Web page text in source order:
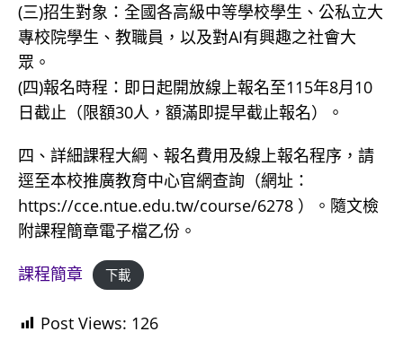
(三)招生對象：全國各高級中等學校學生、公私立大
專校院學生、教職員，以及對AI有興趣之社會大
眾。
(四)報名時程：即日起開放線上報名至115年8月10
日截止（限額30人，額滿即提早截止報名）。
四、詳細課程大綱、報名費用及線上報名程序，請
逕至本校推廣教育中心官網查詢（網址：
https://cce.ntue.edu.tw/course/6278 ）。隨文檢
附課程簡章電子檔乙份。
課程簡章
下載
Post Views: 126